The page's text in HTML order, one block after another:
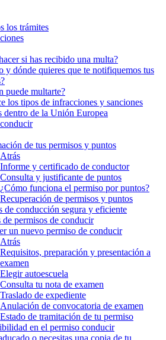
los trámites
si has recibido una multa?
y dónde quieres que te notifiquemos tus
puede multarte?
los tipos de infracciones y sanciones
dentro de la Unión Europea
de tus permisos y puntos
Atrás
Informe y certificado de conductor
Consulta y justificante de puntos
¿Cómo funciona el permiso por puntos?
Recuperación de permisos y puntos
de conducción segura y eficiente
de permisos de conducir
un nuevo permiso de conducir
Atrás
Requisitos, preparación y presentación a
examen
Elegir autoescuela
Consulta tu nota de examen
Traslado de expediente
Anulación de convocatoria de examen
Estado de tramitación de tu permiso
en el permiso conducir